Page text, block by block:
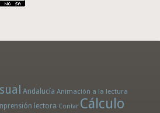
Andalucía Animación a la lectura
lectora Contar Cálculo